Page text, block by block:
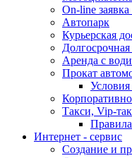
On-line
Автопарк
Курьерская
Аренда с
Прокат
Такси, Vip-
Правила
Интернет - сервис
Создание и